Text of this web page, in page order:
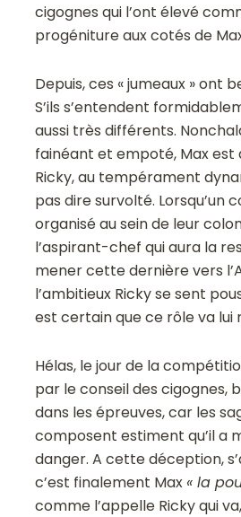
cigognes qui l’ont élevé
progéniture aux cotés de
Depuis, ces « jumeaux » ont
S’ils s’entendent
aussi très différents.
fainéant et empoté, Max est
Ricky, au tempérament
pas dire survolté. Lorsqu’un
organisé au sein de leur
l’aspirant-chef qui aura la
mener cette dernière vers
l’ambitieux Ricky se sent
est certain que ce rôle va lui
Hélas, le jour de la
par le conseil des cigognes,
dans les épreuves, car les
composent estiment qu’il a
danger. A cette déception,
c’est finalement Max « la
comme l’appelle Ricky qui